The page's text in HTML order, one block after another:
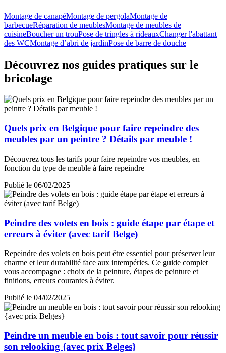
Montage de canapéMontage de pergolaMontage de
barbecueRéparation de meublesMontage de meubles de
cuisineBoucher un trouPose de tringles à rideauxChanger l'abattant
des WCMontage d’abri de jardinPose de barre de douche
Découvrez nos guides pratiques sur le
bricolage
Quels prix en Belgique pour faire repeindre des
meubles par un peintre ? Détails par meuble !
Découvrez tous les tarifs pour faire repeindre vos meubles, en
fonction du type de meuble à faire repeindre
Publié le 06/02/2025
Peindre des volets en bois : guide étape par étape et
erreurs à éviter (avec tarif Belge)
Repeindre des volets en bois peut être essentiel pour préserver leur
charme et leur durabilité face aux intempéries. Ce guide complet
vous accompagne : choix de la peinture, étapes de peinture et
finitions, erreurs courantes à éviter.
Publié le 04/02/2025
Peindre un meuble en bois : tout savoir pour réussir
son relooking {avec prix Belges}